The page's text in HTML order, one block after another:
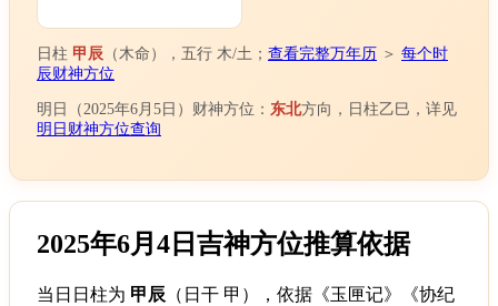
日柱 甲辰 （木命），五行 木/土； 查看完整万年历 ＞ 每个时
辰财神方位
明日（2025年6月5日）财神方位： 东北方向，日柱乙巳，详见
明日财神方位查询
2025年6月4日吉神方位推算依据
当日日柱为 甲辰 （日干 甲），依据《玉匣记》《协纪